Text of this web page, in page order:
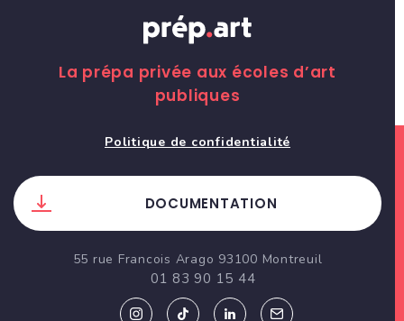
La prépa privée aux écoles d’art
publiques
Politique de confidentialité
DOCUMENTATION
55 rue Francois Arago 93100 Montreuil
01 83 90 15 44